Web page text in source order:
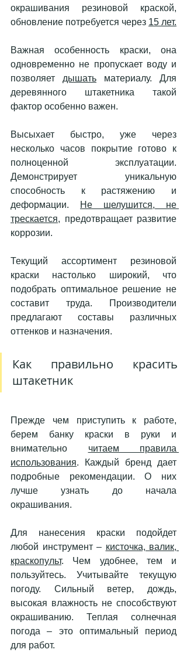
окрашивания резиновой краской,
обновление потребуется через 15 лет.
Важная особенность краски, она
одновременно не пропускает воду и
позволяет дышать материалу. Для
деревянного штакетника такой
фактор особенно важен.
Высыхает быстро, уже через
несколько часов покрытие готово к
полноценной эксплуатации.
Демонстрирует уникальную
способность к растяжению и
деформации.
Не шелушится, не
трескается, предотвращает развитие
коррозии.
Текущий ассортимент резиновой
краски настолько широкий, что
подобрать оптимальное решение не
составит труда. Производители
предлагают составы различных
оттенков и назначения.
Как правильно красить
штакетник
Прежде чем приступить к работе,
берем банку краски в руки и
внимательно читаем правила
использования. Каждый бренд дает
подробные рекомендации. О них
лучше узнать до начала
окрашивания.
Для нанесения краски подойдет
любой инструмент – кисточка, валик,
краскопульт. Чем удобнее, тем и
пользуйтесь. Учитывайте текущую
погоду. Сильный ветер, дождь,
высокая влажность не способствуют
окрашиванию. Теплая солнечная
погода – это оптимальный период
для работ.